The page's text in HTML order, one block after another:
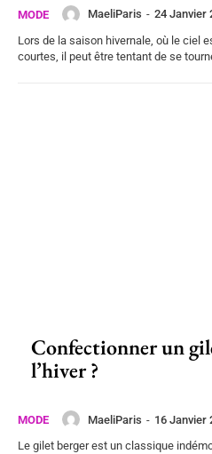
MODE MaeliParis - 24 Janvier
Lors de la saison hivernale, où le ciel
courtes, il peut être tentant de se
Confectionner un
l’hiver ?
MODE MaeliParis - 16 Janvier
Le gilet berger est un classique